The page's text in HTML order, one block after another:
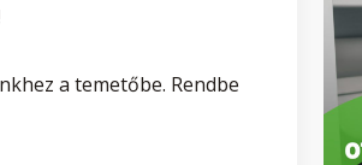
a temetőbe. Rendbe